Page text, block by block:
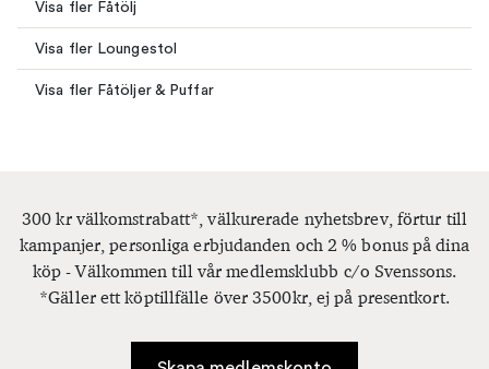
Visa fler Fåtölj
Visa fler Loungestol
Visa fler Fåtöljer & Puffar
300 kr välkomstrabatt*, välkurerade nyhetsbrev, förtur till
kampanjer, personliga erbjudanden och 2 % bonus på dina
köp - Välkommen till vår medlemsklubb c/o Svenssons.
*Gäller ett köptillfälle över 3500kr, ej på presentkort.